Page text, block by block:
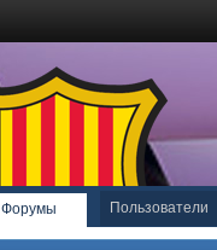
Форумы Пользователи